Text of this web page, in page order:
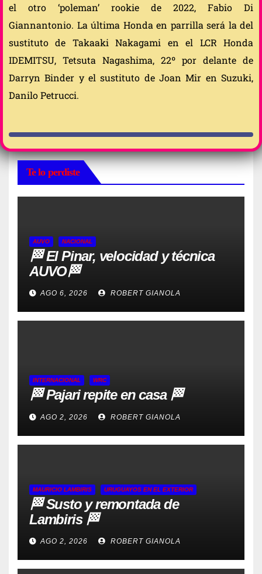
el otro ‘poleman’ rookie de 2022, Fabio Di
Giannantonio. La última Honda en parrilla será la del
sustituto de Takaaki Nakagami en el LCR Honda
IDEMITSU, Tetsuta Nagashima, 22º por delante de
Darryn Binder y el sustituto de Joan Mir en Suzuki,
Danilo Petrucci.
Te lo perdiste
AUVO NACIONAL
🏁 El Pinar, velocidad y técnica
AUVO🏁
AGO 6, 2026 ROBERT GIANOLA
INTERNACIONAL WRC
🏁 Pajari repite en casa 🏁
AGO 2, 2026 ROBERT GIANOLA
MAURICIO LAMBIRIS URUGUAYOS EN EL EXTERIOR
🏁 Susto y remontada de
Lambiris 🏁
AGO 2, 2026 ROBERT GIANOLA